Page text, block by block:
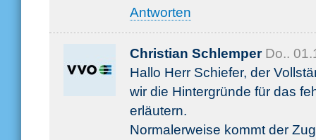
Antworten
Christian Schlemper Do..
Hallo Herr Schiefer, der
wir die Hintergründe für das
erläutern.
Normalerweise kommt der